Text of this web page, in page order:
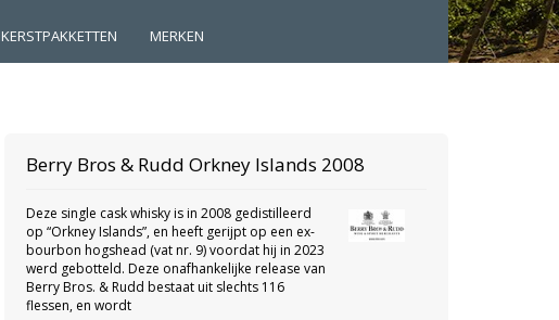
KERSTPAKKETTEN MERKEN
Berry Bros & Rudd Orkney Islands 2008
Deze single cask whisky is in 2008 gedistilleerd
op “Orkney Islands”, en heeft gerijpt op een ex-
bourbon hogshead (vat nr. 9) voordat hij in 2023
werd gebotteld. Deze onafhankelijke release van
Berry Bros. & Rudd bestaat uit slechts 116
flessen, en wordt